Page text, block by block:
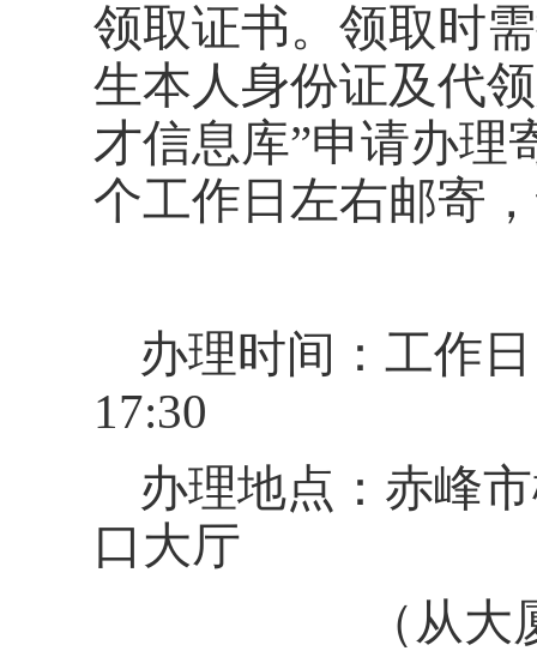
领取证书。领取时
生本人身份证及代
才信息库”申请办理
个工作日左右邮寄
办理时间：工作
17:30
办理地点：赤峰
口大厅
（从